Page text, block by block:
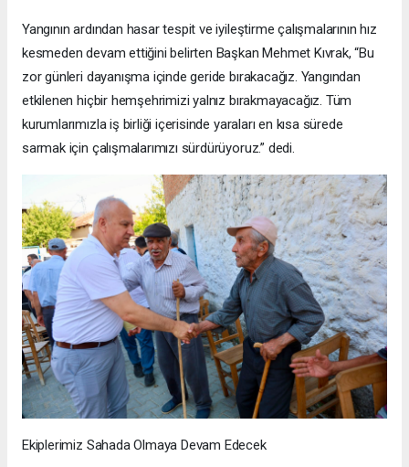
Yangının ardından hasar tespit ve iyileştirme çalışmalarının hız
kesmeden devam ettiğini belirten Başkan Mehmet Kıvrak, “Bu
zor günleri dayanışma içinde geride bırakacağız. Yangından
etkilenen hiçbir hemşehrimizi yalnız bırakmayacağız. Tüm
kurumlarımızla iş birliği içerisinde yaraları en kısa sürede
sarmak için çalışmalarımızı sürdürüyoruz.” dedi.
Ekiplerimiz Sahada Olmaya Devam Edecek